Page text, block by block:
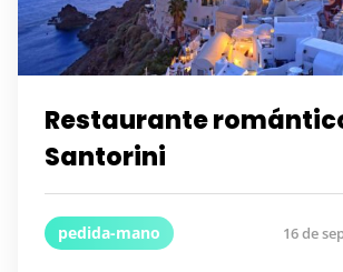
Restaurante
Santorini
pedida-mano 16 de